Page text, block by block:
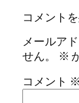
コメント
メールア
せん。
※
コメント ※